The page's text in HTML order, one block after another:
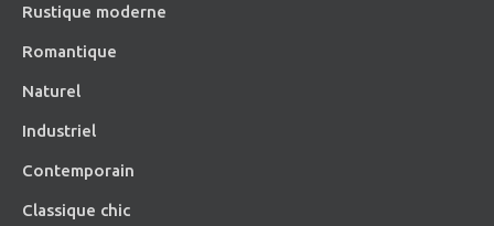
Rustique moderne
Romantique
Naturel
Industriel
Contemporain
Classique chic